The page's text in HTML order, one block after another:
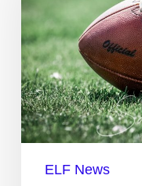
ELF News